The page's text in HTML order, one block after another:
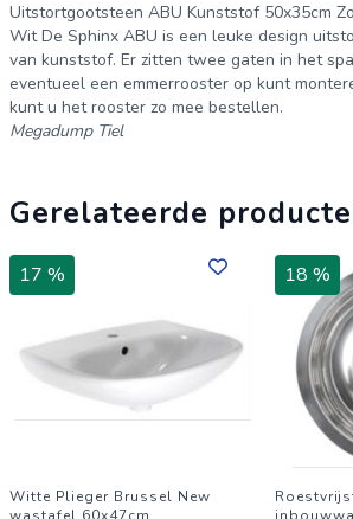
Uitstortgootsteen ABU Kunststof 50x35cm
Wit De Sphinx ABU is een leuke design
van kunststof. Er zitten twee gaten in het
eventueel een emmerrooster op kunt
kunt u het rooster zo mee bestellen.
Megadump Tiel
Gerelateerde
17 %
Witte Plieger Brussel New
18 %